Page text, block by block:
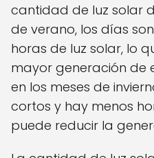
cantidad de luz solar
de verano, los días
horas de luz solar, lo
mayor generación de
en los meses de
cortos y hay menos
puede reducir la